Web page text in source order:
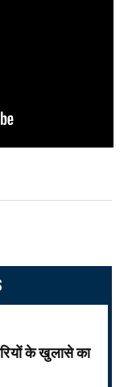
के खुलासे का